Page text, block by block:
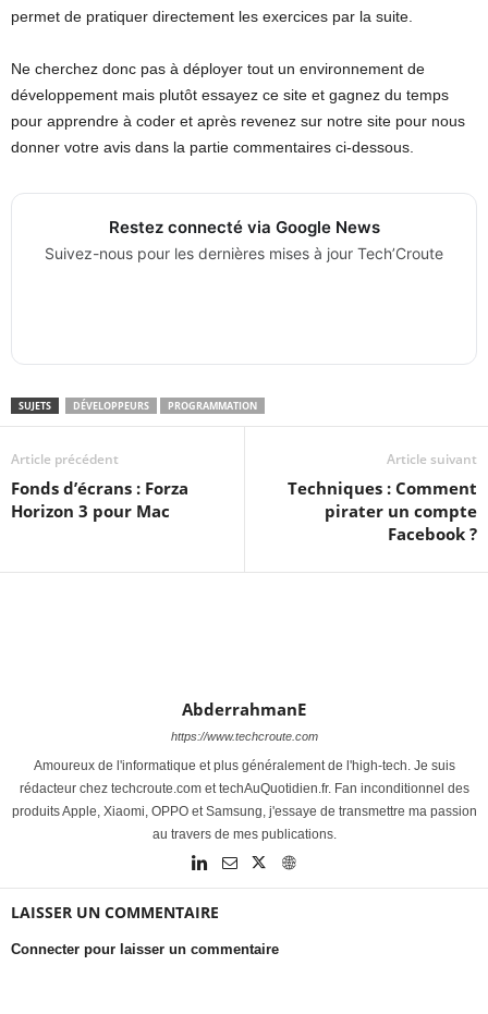
permet de pratiquer directement les exercices par la suite.
Ne cherchez donc pas à déployer tout un environnement de
développement mais plutôt essayez ce site et gagnez du temps
pour apprendre à coder et après revenez sur notre site pour nous
donner votre avis dans la partie commentaires ci-dessous.
Restez connecté via Google News
Suivez-nous pour les dernières mises à jour Tech’Croute
SUJETS DÉVELOPPEURS PROGRAMMATION
Article précédent
Fonds d’écrans : Forza
Horizon 3 pour Mac
Article suivant
Techniques : Comment
pirater un compte
Facebook ?
AbderrahmanE
https://www.techcroute.com
Amoureux de l'informatique et plus généralement de l'high-tech. Je suis
rédacteur chez techcroute.com et techAuQuotidien.fr. Fan inconditionnel des
produits Apple, Xiaomi, OPPO et Samsung, j'essaye de transmettre ma passion
au travers de mes publications.
LAISSER UN COMMENTAIRE
Connecter pour laisser un commentaire